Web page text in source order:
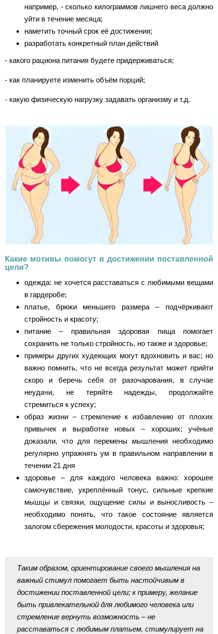
например, - сколько килограммов лишнего веса должно
уйти в течение месяца;
наметить точный срок её достижения;
разработать конкретный план действий
- какого рациона питания будете придерживаться;
- как планируете изменить объём порций;
- какую физическую нагрузку задавать организму и т.д.
Какие мотивы помогут в достижении поставленной
цели?
одежда: не хочется расставаться с любимыми вещами
в гардеробе;
платье, брюки меньшего размера – подчёркивают
стройность и красоту;
питание – правильная здоровая пища помогает
сохранить не только стройность, но также и здоровье;
примеры других худеющих могут вдохновить и вас; но
важно помнить, что не всегда результат может прийти
скоро и беречь себя от разочарования, в случае
неудачи, не теряйте надежды, продолжайте
стремиться к успеху;
образ жизни – стремление к избавлению от плохих
привычек и выработке новых – хороших; учёные
доказали, что для перемены мышления необходимо
регулярно упражнять ум в правильном направлении в
течении 21 дня
здоровье – для каждого человека важно: хорошее
самочувствие, укреплённый тонус, сильные крепкие
мышцы и связки, ощущение силы и выносливость –
необходимо понять, что такое состояние является
залогом сбережения молодости, красоты и здоровья;
Таким образом, ориентирование своего мышления на
важный стимул помогает быть настойчивым в
достижении поставленной цели; к примеру, желание
быть привлекательной для любимого человека или
стремление вернуть возможность – не
расставаться с любимым платьем, стимулирует на